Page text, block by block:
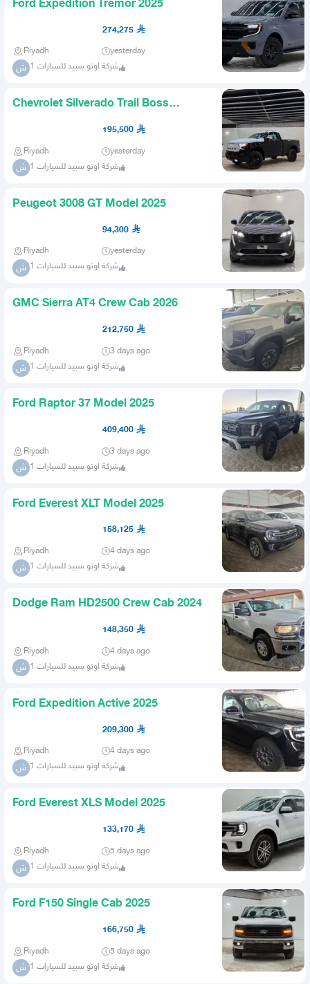
Ford Expedition Tremor 2025
274,275
Riyadh yesterday
ش شركة اوتو سبيد للسيارات 1
Chevrolet Silverado Trail Boss
195,500
Riyadh yesterday
ش شركة اوتو سبيد للسيارات 1
Peugeot 3008 GT Model 2025
94,300
Riyadh yesterday
ش شركة اوتو سبيد للسيارات 1
GMC Sierra AT4 Crew Cab 2026
212,750
Riyadh 3 days ago
ش شركة اوتو سبيد للسيارات 1
Ford Raptor 37 Model 2025
409,400
Riyadh 3 days ago
ش شركة اوتو سبيد للسيارات 1
Ford Everest XLT Model 2025
158,125
Riyadh 4 days ago
ش شركة اوتو سبيد للسيارات 1
Dodge Ram HD2500 Crew Cab 2024
148,350
Riyadh 4 days ago
ش شركة اوتو سبيد للسيارات 1
Ford Expedition Active 2025
209,300
Riyadh 4 days ago
ش شركة اوتو سبيد للسيارات 1
Ford Everest XLS Model 2025
133,170
Riyadh 5 days ago
ش شركة اوتو سبيد للسيارات 1
Ford F150 Single Cab 2025
166,750
Riyadh 5 days ago
ش شركة اوتو سبيد للسيارات 1